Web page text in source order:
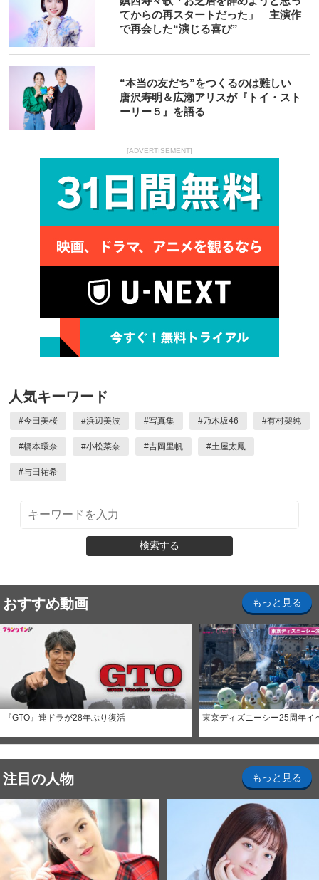
てからの再スタートだった」 主演作
で再会した“演じる喜び”
“本当の友だち”をつくるのは難しい
唐沢寿明＆広瀬アリスが『トイ・スト
ーリー５』を語る
[ADVERTISEMENT]
人気キーワード
#今田美桜 #浜辺美波 #写真集 #乃木坂46 #有村架純
#橋本環奈 #小松菜奈 #吉岡里帆 #土屋太鳳
#与田祐希
検索する
おすすめ動画 もっと見る
『GTO』連ドラが28年ぶり復活 東京ディズニーシー25周年イ
注目の人物 もっと見る